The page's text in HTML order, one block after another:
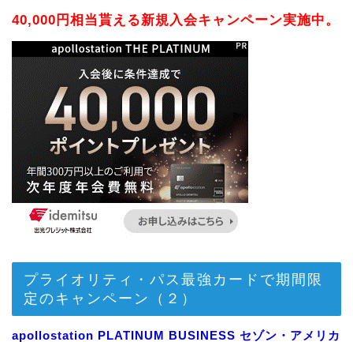
40,000円相当貰える新規入会キャンペーン実施中。
プライオリティ・パス最強カードで期間限
定のキャンペーン（２）
apollostation PLATINUM BUSINESS セゾン・アメリカ